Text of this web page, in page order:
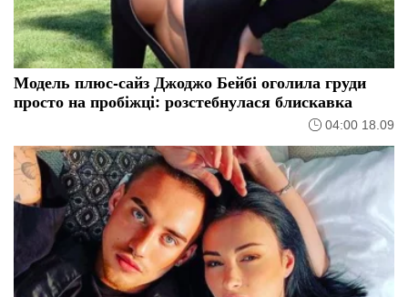
Модель плюс-сайз Джоджо Бейбі оголила груди
просто на пробіжці: розстебнулася блискавка
04:00 18.09